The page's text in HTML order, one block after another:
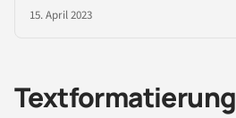
15. April 2023
Textformatierung